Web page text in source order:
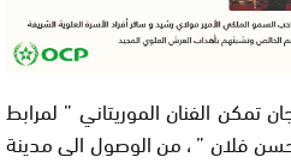
الفنان الموريتاني ” لمرابط
حسن فلان ” ، من الوصول الى مدينة